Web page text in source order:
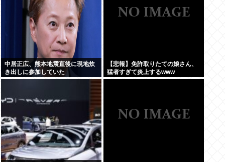
中居正広、熊本地震直後に現地炊
き出しに参加していた
【悲報】免許取りたての娘さん、
猛者すぎて炎上するwww